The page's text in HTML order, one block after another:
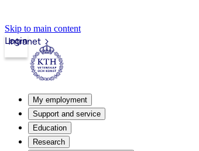
Skip to main content
Intranet
Login
My employment
Support and service
Education
Research